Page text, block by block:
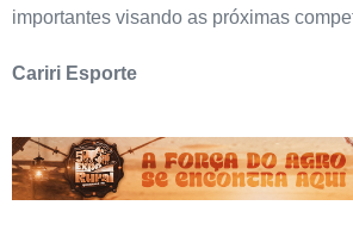
importantes visando as próximas
Cariri Esporte